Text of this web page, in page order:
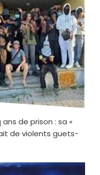
de prison : sa «
de violents guets-